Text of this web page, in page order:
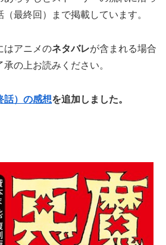
最終回）まで掲載しています。
はアニメのネタバレが含まれる場合
の上お読みください。
話）の感想を追加しました。